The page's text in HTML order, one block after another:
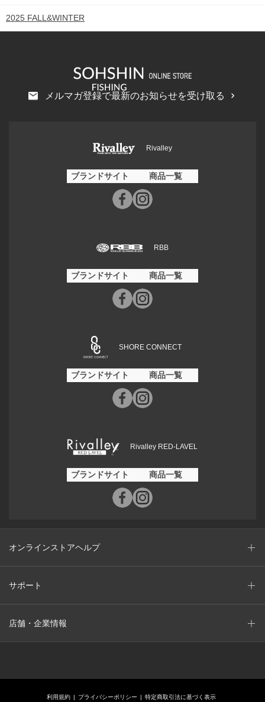
2025 FALL&WINTER
メルマガ登録で最新のお知らせを受け取る
Rivalley
ブランドサイト 商品一覧
RBB
ブランドサイト 商品一覧
SHORE CONNECT
ブランドサイト 商品一覧
Rivalley RED-LAVEL
ブランドサイト 商品一覧
オンラインストアヘルプ
サポート
店舗・企業情報
利用規約 プライバシーポリシー 特定商取引法に基づく表示